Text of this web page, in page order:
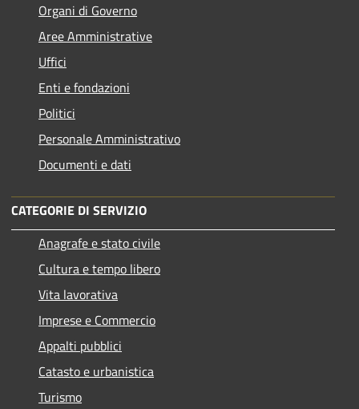
Organi di Governo
Aree Amministrative
Uffici
Enti e fondazioni
Politici
Personale Amministrativo
Documenti e dati
CATEGORIE DI SERVIZIO
Anagrafe e stato civile
Cultura e tempo libero
Vita lavorativa
Imprese e Commercio
Appalti pubblici
Catasto e urbanistica
Turismo